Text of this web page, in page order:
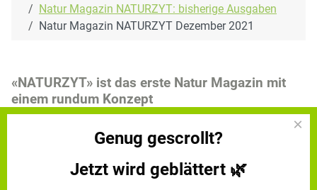
Natur Magazin NATURZYT: bisherige Ausgaben
Natur Magazin NATURZYT Dezember 2021
«NATURZYT» ist das erste Natur Magazin mit
einem rundum Konzept
Natur Magazin NATURZYT Dezember
https://www.yumpu.com/de/document/read/
×
Genug gescrollt?
Jetzt wird geblättert 🌿